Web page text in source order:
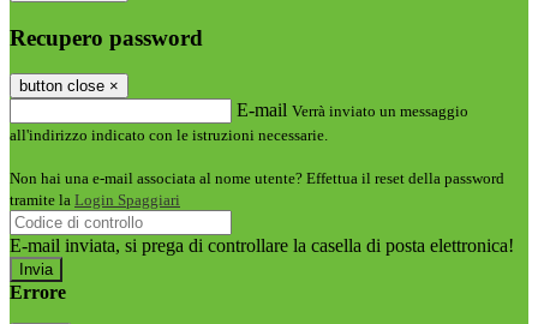
Recupero password
button close ×
E-mail Verrà inviato un messaggio
all'indirizzo indicato con le istruzioni necessarie.
Non hai una e-mail associata al nome utente? Effettua il reset della password
tramite la Login Spaggiari
E-mail inviata, si prega di controllare la casella di posta elettronica!
Errore